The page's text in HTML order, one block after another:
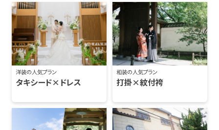
洋装の人気プラン
タキシード×ドレス
和装の人気プラン
打掛×紋付袴